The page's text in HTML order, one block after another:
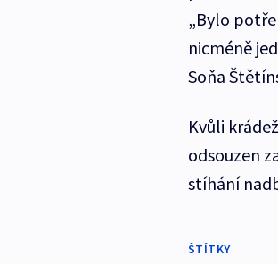
„Bylo
nicméně
Soňa
Kvůli
odsouzen
stíhání
ŠTÍTKY